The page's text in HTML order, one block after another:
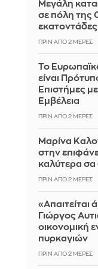
Μεγάλη
σε πόλη της
εκατοντάδες
ΠΡΙΝ ΑΠΌ 2 ΜΈΡΕΣ
Το
είναι
Επιστήμες
Εμβέλεια
ΠΡΙΝ ΑΠΌ 2 ΜΈΡΕΣ
Μαρίνα
στην
καλύτερα
ΠΡΙΝ ΑΠΌ 2 ΜΈΡΕΣ
Γιώργος
οικονομική
πυρκαγιών
ΠΡΙΝ ΑΠΌ 2 ΜΈΡΕΣ